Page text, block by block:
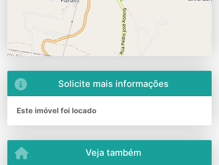
Solicite mais informações
Este imóvel foi locado
Veja também